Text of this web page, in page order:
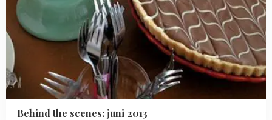
Behind the scenes: juni 2013